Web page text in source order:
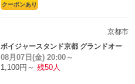
クーポンあり
京都市
ボイジャースタンド京都 グランドオー
プン
08月07日(金) 20:00～
1,100円～ 残50人